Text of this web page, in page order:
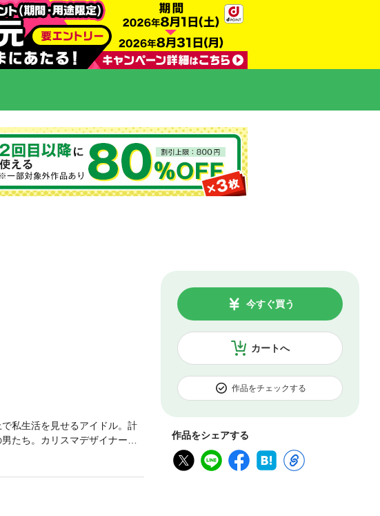
カートへ
今すぐ買う
作品をチェックする
作品をシェアする
私生活を見せるアイドル。計
たち。カリスマデザイナー。
番街の果物屋を手伝いつつ、